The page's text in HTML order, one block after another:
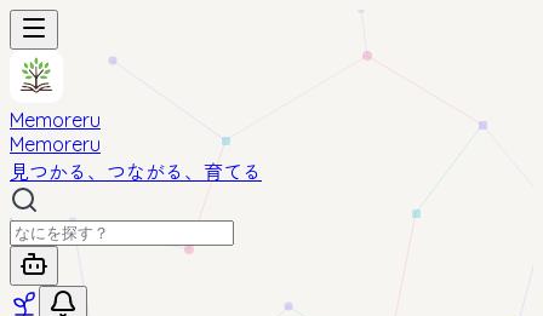
Memoreru
Memoreru
見つかる、つながる、育てる